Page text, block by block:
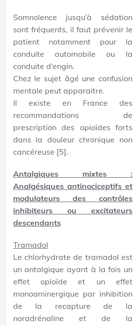
Somnolence jusqu’à sédation
sont fréquents, il faut prévenir le
patient notamment pour la
conduite automobile ou la
conduite d’engin.
Chez le sujet âgé une confusion
mentale peut apparaitre.
Il existe en France des
recommandations de
prescription des opioïdes forts
dans la douleur chronique non
cancéreuse [5].
Antalgiques mixtes :
Analgésiques antinociceptifs et
modulateurs des contrôles
inhibiteurs ou excitateurs
descendants
Tramadol
Le chlorhydrate de tramadol est
un antalgique ayant à la fois un
effet opioïde et un effet
monoaminergique par inhibition
de la recapture de la
noradrénaline et de la